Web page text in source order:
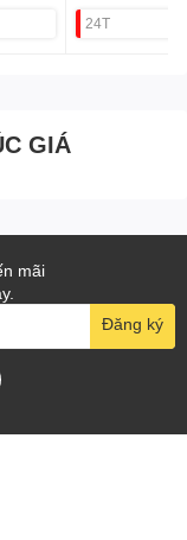
24T
GIÁ
mãi
Đăng ký